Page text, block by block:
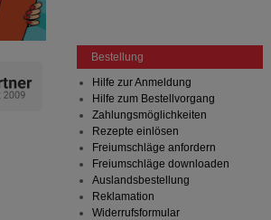
Bestellung
Hilfe zur Anmeldung
Hilfe zum Bestellvorgang
Zahlungsmöglichkeiten
Rezepte einlösen
Freiumschläge anfordern
Freiumschläge downloaden
Auslandsbestellung
Reklamation
Widerrufsformular